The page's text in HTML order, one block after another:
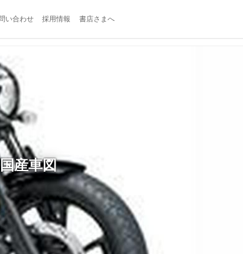
い合わせ 採用情報 書店さまへ
産車図